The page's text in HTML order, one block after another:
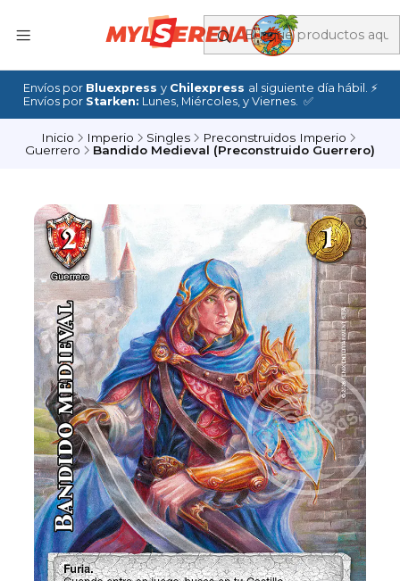
Envíos por Bluexpress y Chilexpress al siguiente día hábil. ⚡
Envíos por Starken: Lunes, Miércoles, y Viernes. ✅
Inicio Imperio Singles
Preconstruidos Imperio
Guerrero
Bandido Medieval (Preconstruido Guerrero)